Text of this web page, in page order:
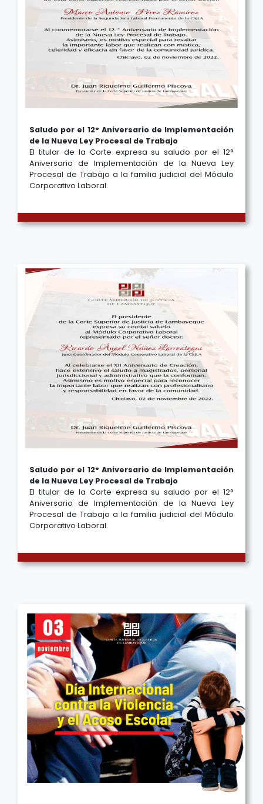
Saludo por el 12° Aniversario de Implementación
de la Nueva Ley Procesal de Trabajo
El titular de la Corte expresa su saludo por el 12°
Aniversario de Implementación de la Nueva Ley
Procesal de Trabajo a la familia judicial del Módulo
Corporativo Laboral.
Saludo por el 12° Aniversario de Implementación
de la Nueva Ley Procesal de Trabajo
El titular de la Corte expresa su saludo por el 12°
Aniversario de Implementación de la Nueva Ley
Procesal de Trabajo a la familia judicial del Módulo
Corporativo Laboral.